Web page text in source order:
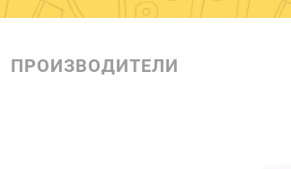
ПРОИЗВОДИТЕЛИ